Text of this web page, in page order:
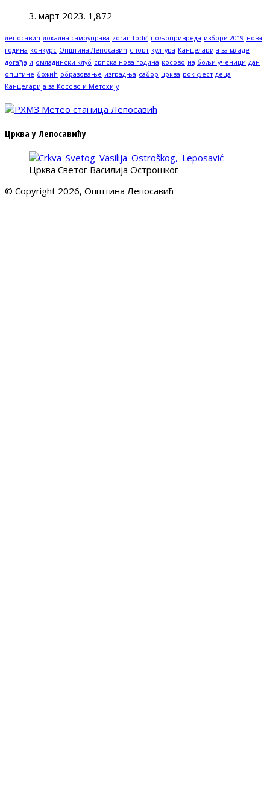
3. март 2023. 1,872
лепосавић локална самоуправа zoran todić пољопривреда избори 2019 нова
година конкурс Општина Лепосавић спорт култура Канцеларија за младе
догађаји омладински клуб српска нова година косово најбољи ученици дан
општине божић образовање изградња сабор црква рок фест деца
Канцеларија за Косово и Метохију
Црква у Лепосавићу
Црква Светог Василија Острошког
© Copyright 2026, Општина Лепосавић